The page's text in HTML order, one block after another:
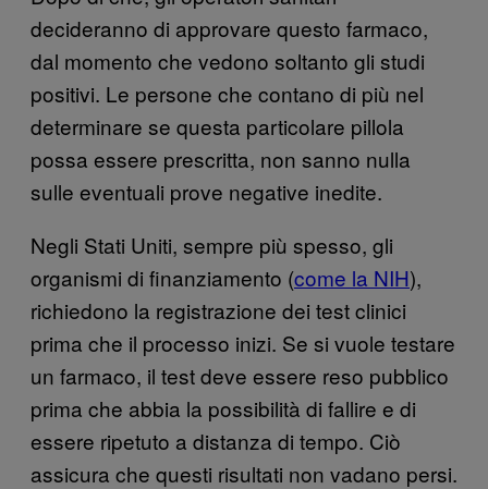
decideranno di approvare questo farmaco,
dal momento che vedono soltanto gli studi
positivi. Le persone che contano di più nel
determinare se questa particolare pillola
possa essere prescritta, non sanno nulla
sulle eventuali prove negative inedite.
Negli Stati Uniti, sempre più spesso, gli
organismi di finanziamento (come la NIH),
richiedono la registrazione dei test clinici
prima che il processo inizi. Se si vuole testare
un farmaco, il test deve essere reso pubblico
prima che abbia la possibilità di fallire e di
essere ripetuto a distanza di tempo. Ciò
assicura che questi risultati non vadano persi.